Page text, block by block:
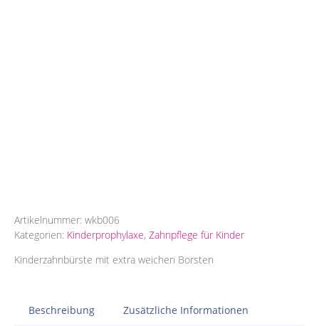
Artikelnummer: wkb006
Kategorien: Kinderprophylaxe, Zahnpflege für Kinder
Kinderzahnbürste mit extra weichen Borsten
Beschreibung Zusätzliche Informationen